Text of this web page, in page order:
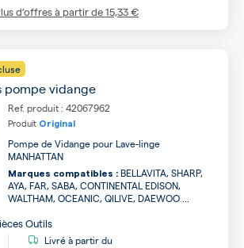
d’offres à partir de15,33 €
pompe vidange
Ref. produit : 42067962
Produit Original
Pompe de Vidange pour Lave-linge
MANHATTAN
Marques compatibles : BELLAVITA, SHARP,
AYA, FAR, SABA, CONTINENTAL EDISON,
WALTHAM, OCEANIC, QILIVE, DAEWOO ...
Outils
Livré à partir du